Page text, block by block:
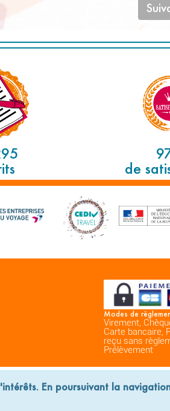
de
Modes de
Virement,
Carte bancaire,
reçu sans
Prélèvement
Espace Professionnels
En poursuivant la